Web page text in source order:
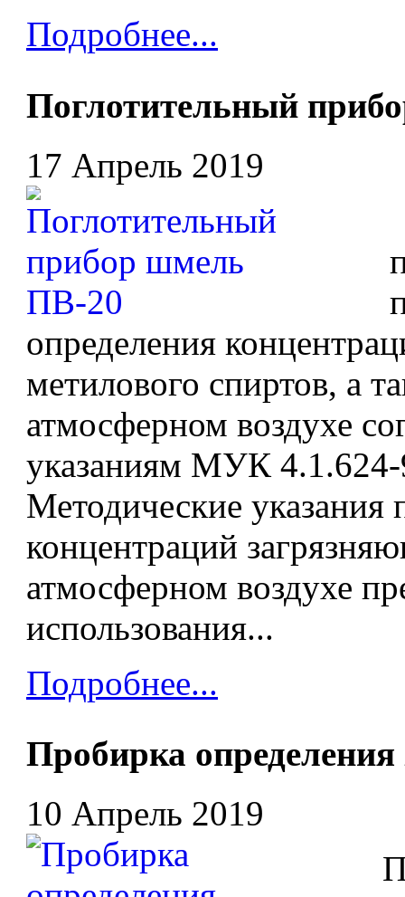
Подробнее...
Поглотительный
17 Апрель 2019
определения
метилового спиртов, а
атмосферном воздухе
указаниям МУК
Методические указания
концентраций
атмосферном воздухе
использования...
Подробнее...
Пробирка
10 Апрель 2019